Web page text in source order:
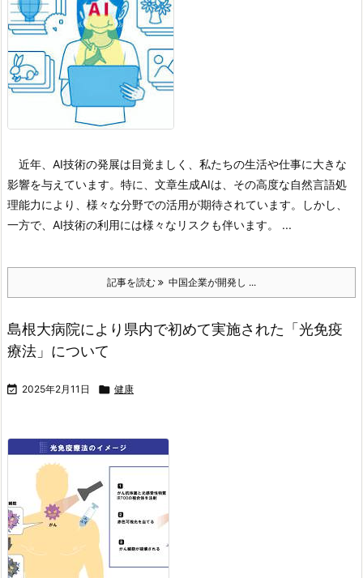
近年、AI技術の発展は目覚ましく、私たちの生活や仕事に大きな
影響を与えています。特に、文章生成AIは、その高度な自然言語処
理能力により、様々な分野での活用が期待されています。しかし、
一方で、AI技術の利用には様々なリスクも伴います。 ...
記事を読む 中国企業が開発し ...
島根大病院により県内で初めて実施された「光免疫
療法」について
 2025年2月11日  健康